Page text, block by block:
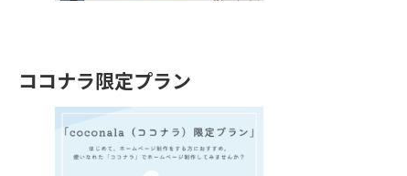
ココナラ限定プラン